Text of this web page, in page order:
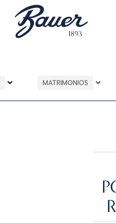
MATRIMONIOS